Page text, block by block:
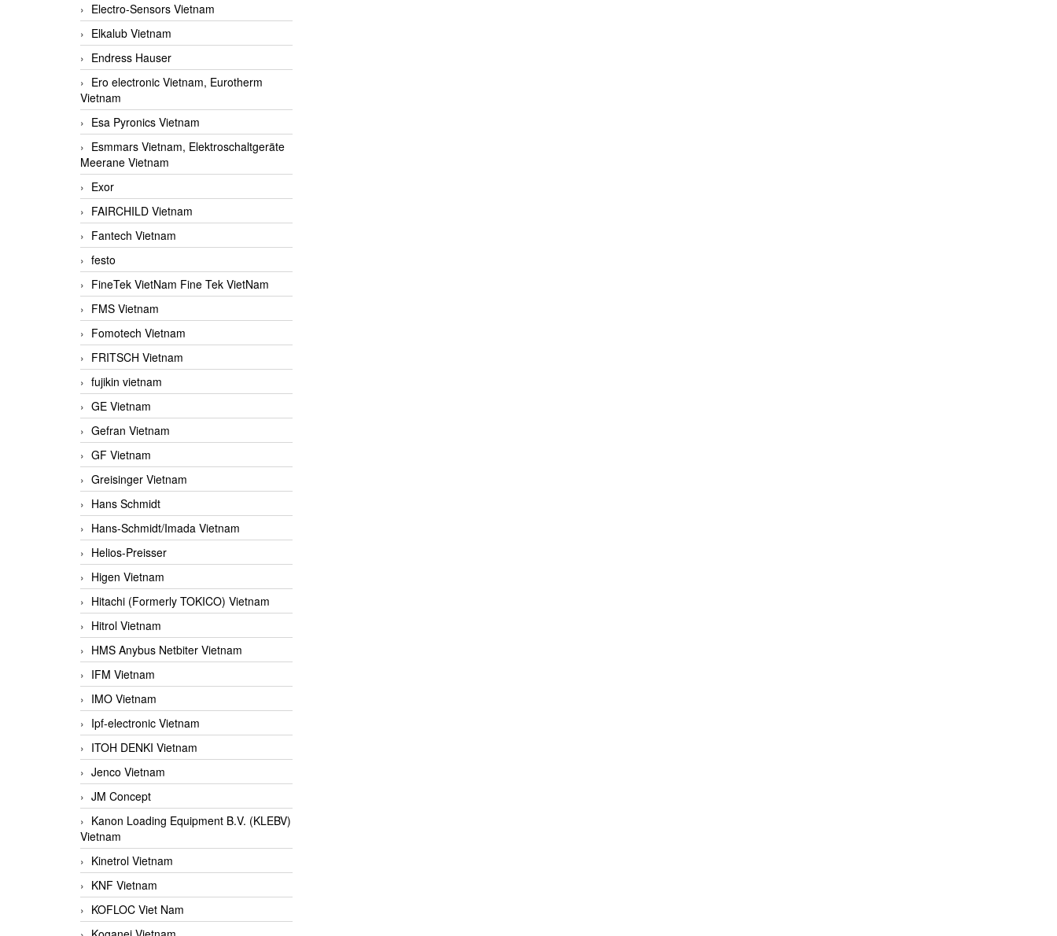
Electro-Sensors Vietnam
Elkalub Vietnam
Endress Hauser
Ero electronic Vietnam, Eurotherm
Vietnam
Esa Pyronics Vietnam
Esmmars Vietnam, Elektroschaltgeräte
Meerane Vietnam
Exor
FAIRCHILD Vietnam
Fantech Vietnam
festo
FineTek VietNam Fine Tek VietNam
FMS Vietnam
Fomotech Vietnam
FRITSCH Vietnam
fujikin vietnam
GE Vietnam
Gefran Vietnam
GF Vietnam
Greisinger Vietnam
Hans Schmidt
Hans-Schmidt/Imada Vietnam
Helios-Preisser
Higen Vietnam
Hitachi (Formerly TOKICO) Vietnam
Hitrol Vietnam
HMS Anybus Netbiter Vietnam
IFM Vietnam
IMO Vietnam
Ipf-electronic Vietnam
ITOH DENKI Vietnam
Jenco Vietnam
JM Concept
Kanon Loading Equipment B.V. (KLEBV)
Vietnam
Kinetrol Vietnam
KNF Vietnam
KOFLOC Viet Nam